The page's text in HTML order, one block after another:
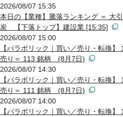
2026/08/07 15:35
本日の【業種】騰落ランキング ＝ 大
炭 【下落トップ】建設業 [15:35]
2026/08/07 15:00
【パラボリック｜買い／売り・転換
売り＝ 113 銘柄 (8月7日)
2026/08/07 14:30
【パラボリック｜買い／売り・転換
売り＝ 111 銘柄 (8月7日)
2026/08/07 14:00
【パラボリック｜買い／売り・転換